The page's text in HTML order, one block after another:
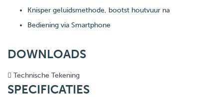
Knisper geluidsmethode, bootst houtvuur na
Bediening via Smartphone
DOWNLOADS
Technische Tekening
SPECIFICATIES